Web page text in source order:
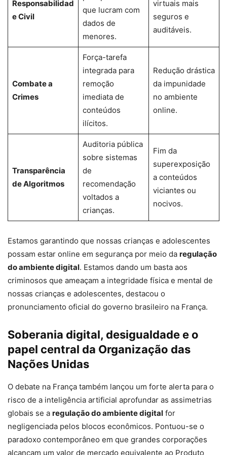
Responsabilidad
e Civil
que lucram com
dados de
menores.
virtuais mais
seguros e
auditáveis.
Combate a
Crimes
Força-tarefa
integrada para
remoção
imediata de
conteúdos
ilícitos.
Redução drástica
da impunidade
no ambiente
online.
Transparência
de Algoritmos
Auditoria pública
sobre sistemas
de
recomendação
voltados a
crianças.
Fim da
superexposição
a conteúdos
viciantes ou
nocivos.
Estamos garantindo que nossas crianças e adolescentes
possam estar online em segurança por meio da regulação
do ambiente digital. Estamos dando um basta aos
criminosos que ameaçam a integridade física e mental de
nossas crianças e adolescentes, destacou o
pronunciamento oficial do governo brasileiro na França.
Soberania digital, desigualdade e o
papel central da Organização das
Nações Unidas
O debate na França também lançou um forte alerta para o
risco de a inteligência artificial aprofundar as assimetrias
globais se a regulação do ambiente digital for
negligenciada pelos blocos econômicos. Pontuou-se o
paradoxo contemporâneo em que grandes corporações
alcançam um valor de mercado equivalente ao Produto